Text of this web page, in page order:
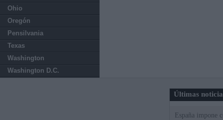
Ohio
Oregón
Pensilvania
Texas
Washington
Washington D.C.
Últimas
España impone